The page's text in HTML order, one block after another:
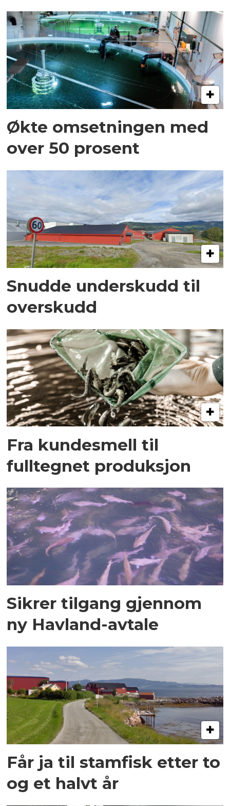
Økte omsetningen med
over 50 prosent
Snudde underskudd til
overskudd
Fra kundesmell til
fulltegnet produksjon
Sikrer tilgang gjennom
ny Havland-avtale
Får ja til stamfisk etter to
og et halvt år